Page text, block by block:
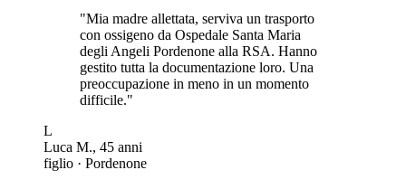
"Mia madre allettata, serviva un trasporto
con ossigeno da Ospedale Santa Maria
degli Angeli Pordenone alla RSA. Hanno
gestito tutta la documentazione loro. Una
preoccupazione in meno in un momento
difficile."
L
Luca M., 45 anni
figlio · Pordenone